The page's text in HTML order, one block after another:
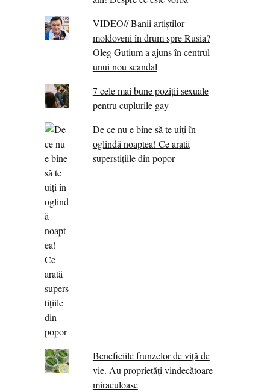
VIDEO// Banii artiștilor
moldoveni în drum spre Rusia?
Oleg Gutium a ajuns în centrul
unui nou scandal
7 cele mai bune poziții sexuale
pentru cuplurile gay
De ce nu e bine să te uiți în
oglindă noaptea! Ce arată
superstițiile din popor
Beneficiile frunzelor de viță de
vie. Au proprietăţi vindecătoare
miraculoase